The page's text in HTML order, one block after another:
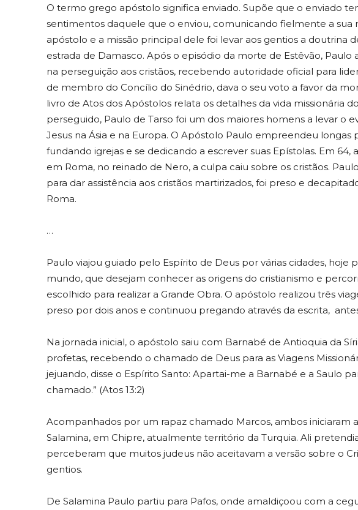
O termo grego apóstolo significa enviado. Supõe que o enviado
sentimentos daquele que o enviou, comunicando fielmente a sua
apóstolo e a missão principal dele foi levar aos gentios a doutrina
estrada de Damasco. Após o episódio da morte de Estêvão,
na perseguição aos cristãos, recebendo autoridade oficial para
de membro do Concílio do Sinédrio, dava o seu voto a favor da
livro de Atos dos Apóstolos relata os detalhes da vida missionária
perseguido, Paulo de Tarso foi um dos maiores homens a levar o
Jesus na Ásia e na Europa. O Apóstolo Paulo empreendeu longas
fundando igrejas e se dedicando a escrever suas Epístolas. Em
em Roma, no reinado de Nero, a culpa caiu sobre os cristãos.
para dar assistência aos cristãos martirizados, foi preso e
Roma.
…
Paulo viajou guiado pelo Espírito de Deus por várias cidades, hoje
mundo, que desejam conhecer as origens do cristianismo e
escolhido para realizar a Grande Obra. O apóstolo realizou três
preso por dois anos e continuou pregando através da escrita,
Na jornada inicial, o apóstolo saiu com Barnabé de Antioquia da
profetas, recebendo o chamado de Deus para as Viagens
jejuando, disse o Espírito Santo: Apartai-me a Barnabé e a Saulo
chamado.” (Atos 13:2)
Acompanhados por um rapaz chamado Marcos, ambos iniciaram
Salamina, em Chipre, atualmente território da Turquia. Ali
perceberam que muitos judeus não aceitavam a versão sobre o
gentios.
De Salamina Paulo partiu para Pafos, onde amaldiçoou com a